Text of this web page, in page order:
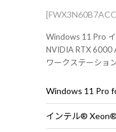
Windows 11 Pro
NVIDIA RTX 6000
ワークステーショ
インテル®